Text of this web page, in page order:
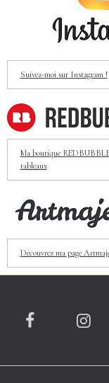
Suivez-moi sur Instagram !
Ma boutique
tableaux
Découvrez ma page